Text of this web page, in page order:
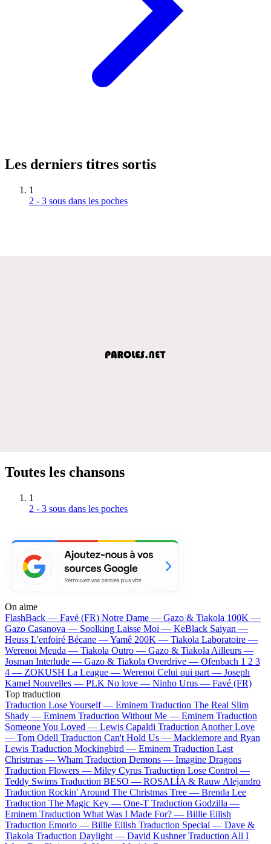
Les derniers titres sortis
1
2 - 3 sous dans les poches
Toutes les chansons
1
2 - 3 sous dans les poches
On aime
FlashBack — Favé (FR) Notre Dame — Gazo & Tiakola 100K —
Gazo Casanova — Soolking Laisse Moi — KeBlack Saiyan —
Heuss L'enfoiré Bécane —Yamê 200K — Tiakola Laboratoire —
Werenoi Meuda — Tiakola Outro — Gazo & Tiakola Ailleurs —
Josman Interlude — Gazo & Tiakola Overdrive — Ofenbach 1 2 3
4 — ZOKUSH La League — Werenoi Celui qui part — Joseph
Kamel Nouvelles — PLK No love — Ninho Urus — Favé (FR)
Top traduction
Traduction Lose Yourself — Eminem Traduction The Real Slim
Shady — Eminem Traduction Without Me — Eminem Traduction
Someone You Loved — Lewis Capaldi Traduction Another Love
— Tom Odell Traduction Can't Hold Us — Macklemore and Ryan
Lewis Traduction Mockingbird — Eminem Traduction Last
Christmas — Wham Traduction Demons — Imagine Dragons
Traduction Flowers — Miley Cyrus Traduction Lose Control —
Teddy Swims Traduction BESO — ROSALÍA & Rauw Alejandro
Traduction Rockin' Around The Christmas Tree — Brenda Lee
Traduction The Magic Key — One-T Traduction Godzilla —
Eminem Traduction What Was I Made For? — Billie Eilish
Traduction Emorio — Billie Eilish Traduction Special — Dave &
Tiakola Traduction Daylight — David Kushner Traduction All I